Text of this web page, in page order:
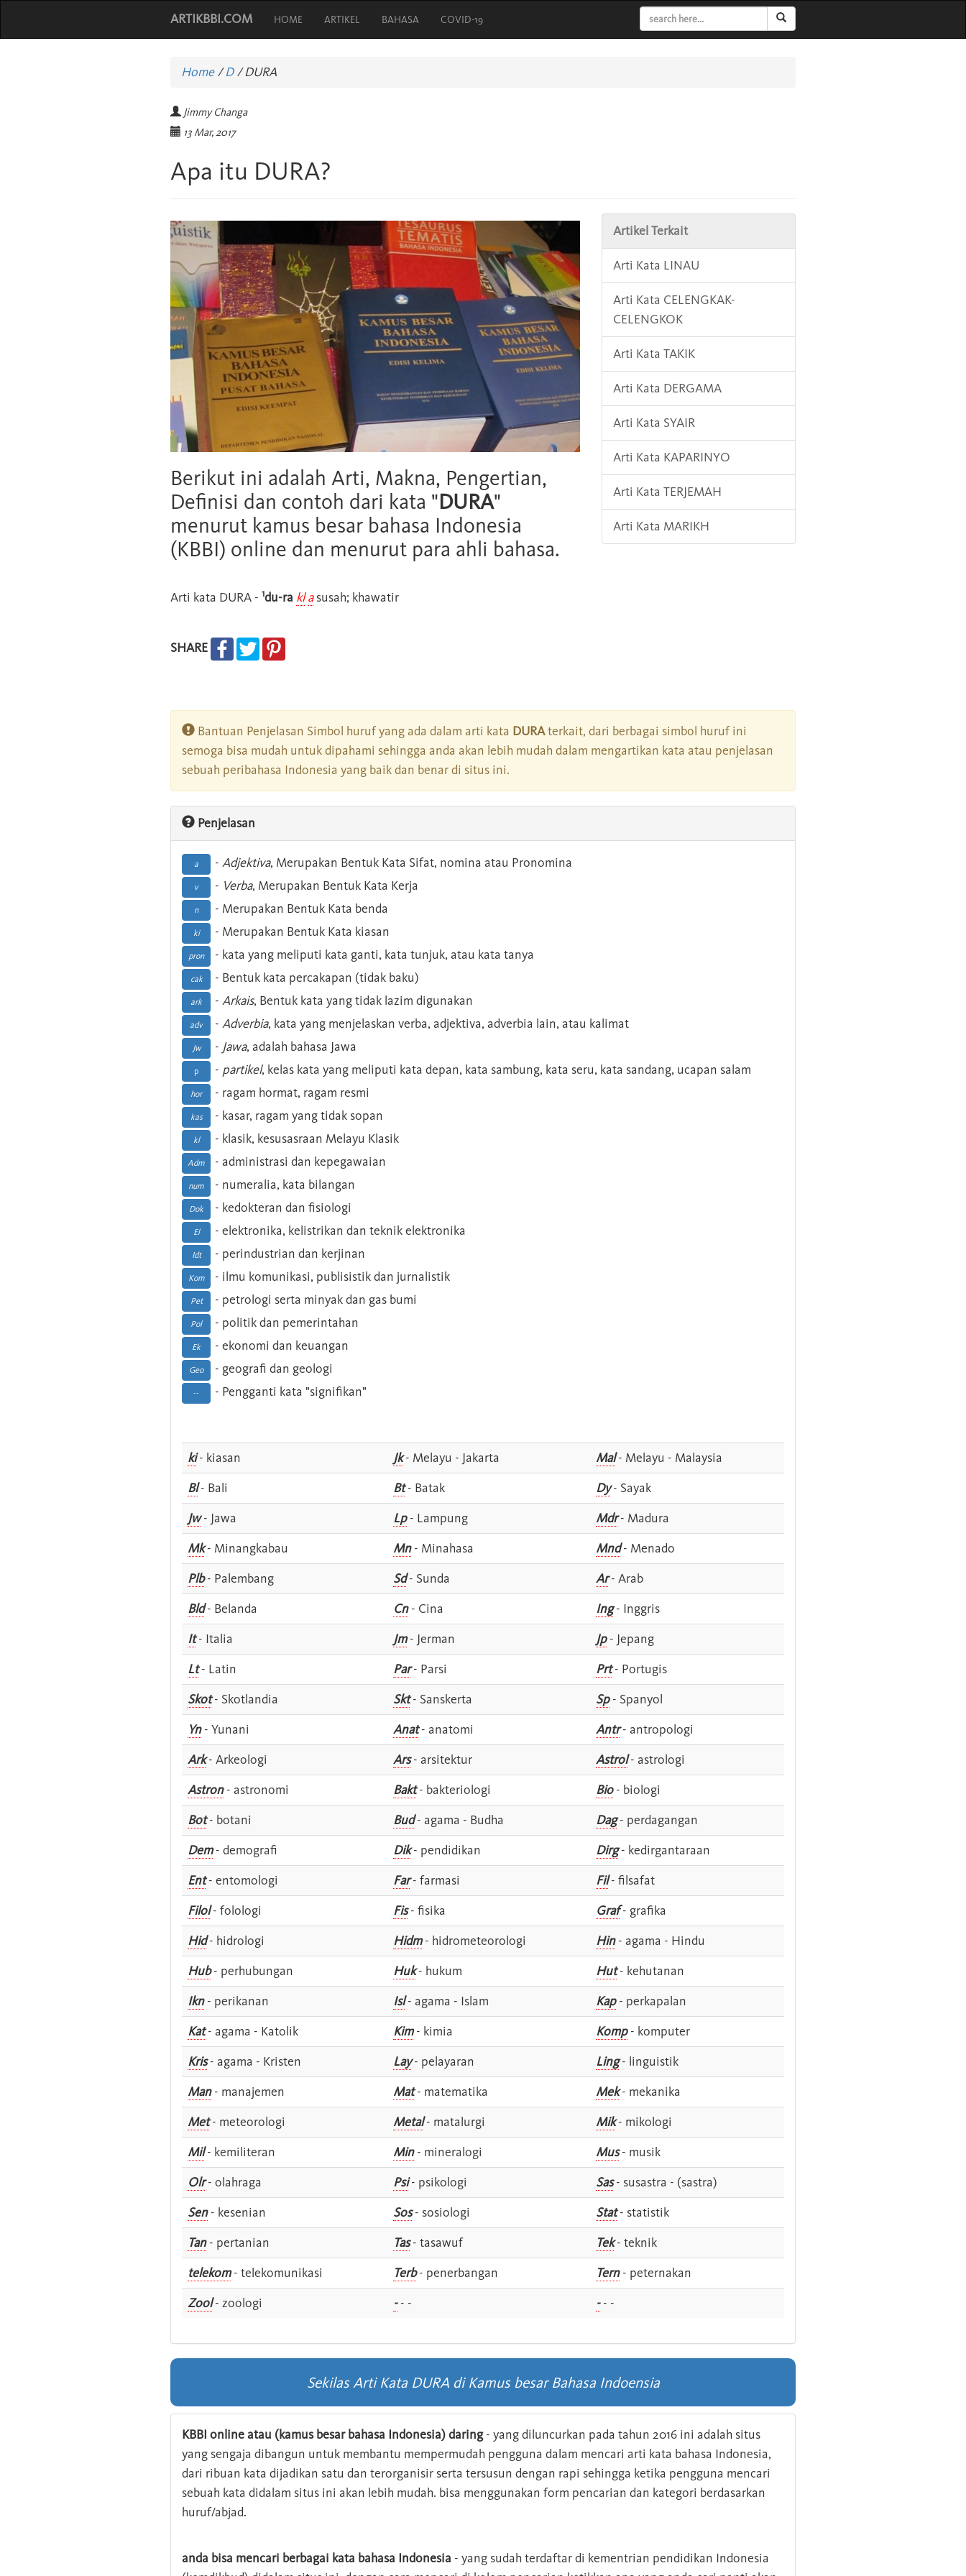
ARTIKBBI.COM HOME ARTIKEL BAHASA COVID-19
Home/D /DURA
Jimmy Changa
13 Mar, 2017
Apa itu DURA?
Berikut ini adalah Arti, Makna, Pengertian,
Definisi dan contoh dari kata "DURA"
menurut kamus besar bahasa Indonesia
(KBBI) online dan menurut para ahli bahasa.
Arti kata DURA - 1du-ra kl asusah; khawatir
SHARE
Artikel Terkait
Arti Kata LINAU
Arti Kata CELENGKAK-
CELENGKOK
Arti Kata TAKIK
Arti Kata DERGAMA
Arti Kata SYAIR
Arti Kata KAPARINYO
Arti Kata TERJEMAH
Arti Kata MARIKH
Bantuan Penjelasan Simbol huruf yang ada dalam arti kata DURAterkait, dari berbagai simbol huruf ini
semoga bisa mudah untuk dipahami sehingga anda akan lebih mudah dalam mengartikan kata atau penjelasan
sebuah peribahasa Indonesia yang baik dan benar di situs ini.
Penjelasan
a - Adjektiva, Merupakan Bentuk Kata Sifat, nomina atau Pronomina
v - Verba, Merupakan Bentuk Kata Kerja
n - Merupakan Bentuk Kata benda
ki - Merupakan Bentuk Kata kiasan
pron - kata yang meliputi kata ganti, kata tunjuk, atau kata tanya
cak - Bentuk kata percakapan (tidak baku)
ark - Arkais, Bentuk kata yang tidak lazim digunakan
adv - Adverbia, kata yang menjelaskan verba, adjektiva, adverbia lain, atau kalimat
Jw - Jawa, adalah bahasa Jawa
p - partikel, kelas kata yang meliputi kata depan, kata sambung, kata seru, kata sandang, ucapan salam
hor - ragam hormat, ragam resmi
kas - kasar, ragam yang tidak sopan
kl - klasik, kesusasraan Melayu Klasik
Adm - administrasi dan kepegawaian
num - numeralia, kata bilangan
Dok - kedokteran dan fisiologi
El - elektronika, kelistrikan dan teknik elektronika
Idt - perindustrian dan kerjinan
Kom - ilmu komunikasi, publisistik dan jurnalistik
Pet - petrologi serta minyak dan gas bumi
Pol - politik dan pemerintahan
Ek - ekonomi dan keuangan
Geo - geografi dan geologi
-- - Pengganti kata "signifikan"
ki- kiasan Jk- Melayu - Jakarta Mal- Melayu - Malaysia
Bl- Bali Bt- Batak Dy- Sayak
Jw- Jawa Lp- Lampung Mdr- Madura
Mk- Minangkabau Mn- Minahasa Mnd- Menado
Plb- Palembang Sd- Sunda Ar- Arab
Bld- Belanda Cn- Cina Ing- Inggris
It- Italia Jm- Jerman Jp- Jepang
Lt- Latin Par- Parsi Prt- Portugis
Skot- Skotlandia Skt- Sanskerta Sp- Spanyol
Yn- Yunani Anat- anatomi Antr- antropologi
Ark- Arkeologi Ars- arsitektur Astrol- astrologi
Astron- astronomi Bakt- bakteriologi Bio- biologi
Bot- botani Bud- agama - Budha Dag- perdagangan
Dem- demografi Dik- pendidikan Dirg- kedirgantaraan
Ent- entomologi Far- farmasi Fil- filsafat
Filol- folologi Fis- fisika Graf- grafika
Hid- hidrologi Hidm- hidrometeorologi Hin- agama - Hindu
Hub- perhubungan Huk- hukum Hut- kehutanan
Ikn- perikanan Isl- agama - Islam Kap- perkapalan
Kat- agama - Katolik Kim- kimia Komp- komputer
Kris- agama - Kristen Lay- pelayaran Ling- linguistik
Man- manajemen Mat- matematika Mek- mekanika
Met- meteorologi Metal- matalurgi Mik- mikologi
Mil- kemiliteran Min- mineralogi Mus- musik
Olr- olahraga Psi- psikologi Sas- susastra - (sastra)
Sen- kesenian Sos- sosiologi Stat- statistik
Tan- pertanian Tas- tasawuf Tek- teknik
telekom- telekomunikasi Terb- penerbangan Tern- peternakan
Zool- zoologi -- - -- -
Sekilas Arti Kata DURA di Kamus besar Bahasa Indoensia
KBBI online atau (kamus besar bahasa Indonesia) daring- yang diluncurkan pada tahun 2016 ini adalah situs
yang sengaja dibangun untuk membantu mempermudah pengguna dalam mencari arti kata bahasa Indonesia,
dari ribuan kata dijadikan satu dan terorganisir serta tersusun dengan rapi sehingga ketika pengguna mencari
sebuah kata didalam situs ini akan lebih mudah. bisa menggunakan form pencarian dan kategori berdasarkan
huruf/abjad.
anda bisa mencari berbagai kata bahasa Indonesia - yang sudah terdaftar di kementrian pendidikan Indonesia